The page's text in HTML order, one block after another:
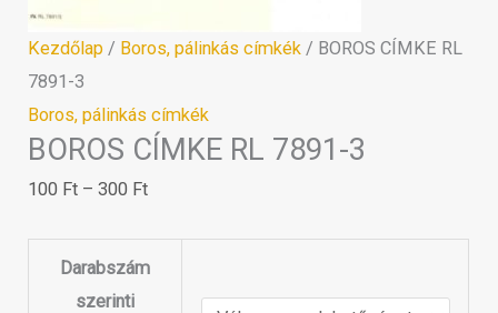
Kezdőlap / Boros, pálinkás címkék / BOROS CÍMKE RL
7891-3
Boros, pálinkás címkék
BOROS CÍMKE RL 7891-3
100 Ft – 300 Ft
Darabszám
szerinti